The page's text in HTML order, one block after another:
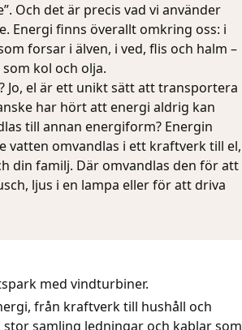
Och det är precis vad vi använder
Energi finns överallt omkring oss: i
forsar i älven, i ved, flis och halm –
kol och olja.
Jo, el är ett unikt sätt att transportera
har hört att energi aldrig kan
till annan energiform? Energin
vatten omvandlas i ett kraftverk till el,
din familj. Där omvandlas den för att
ljus i en lampa eller för att driva
från kraftverk till hushåll och
samling ledningar och kablar som